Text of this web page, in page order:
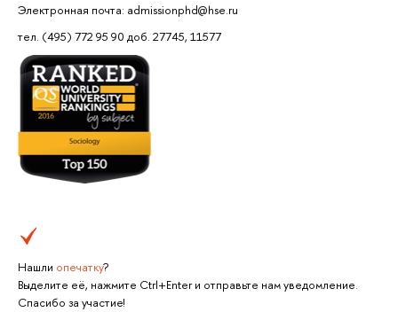
Электронная почта: admissionphd@hse.ru
тел. (495) 772 95 90 доб. 27745, 11577
Нашли опечатку?
Выделите её, нажмите Ctrl+Enter и отправьте нам уведомление.
Спасибо за участие!